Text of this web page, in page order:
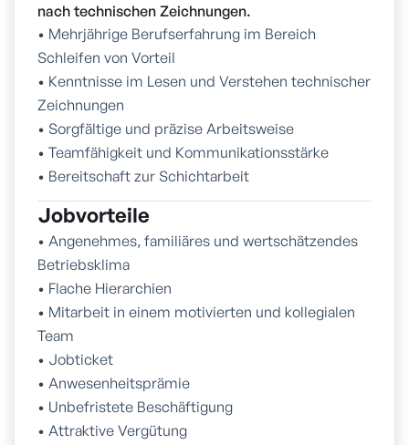
nach technischen Zeichnungen.
• Mehrjährige Berufserfahrung im Bereich
Schleifen von Vorteil
• Kenntnisse im Lesen und Verstehen technischer
Zeichnungen
• Sorgfältige und präzise Arbeitsweise
• Teamfähigkeit und Kommunikationsstärke
• Bereitschaft zur Schichtarbeit
Jobvorteile
• Angenehmes, familiäres und wertschätzendes
Betriebsklima
• Flache Hierarchien
• Mitarbeit in einem motivierten und kollegialen
Team
• Jobticket
• Anwesenheitsprämie
• Unbefristete Beschäftigung
• Attraktive Vergütung